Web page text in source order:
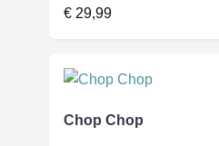
€ 29,99
Chop Chop